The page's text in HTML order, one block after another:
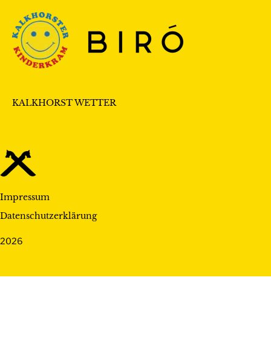
KALKHORST WETTER
2026
Impressum
Datenschutzerklärung